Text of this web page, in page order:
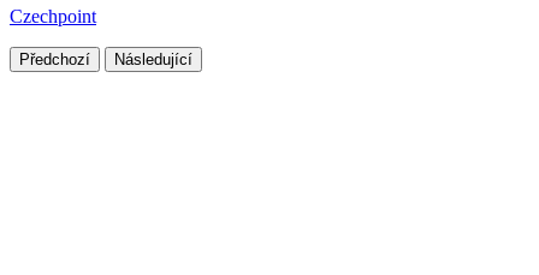
Czechpoint
Předchozí Následující